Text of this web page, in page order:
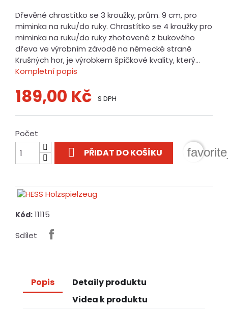
Dřevěné chrastítko se 3 kroužky, prům. 9 cm, pro
miminka na ruku/do ruky. Chrastítko se 4 kroužky pro
miminka na ruku/do ruky zhotovené z bukového
dřeva ve výrobním závodě na německé straně
Krušných hor, je výrobkem špičkové kvality, který...
Kompletní popis
189,00 Kč S DPH
Počet
 PŘIDAT DO KOŠÍKU
Kód: 11115
Sdílet
Popis
Detaily produktu
Videa k produktu